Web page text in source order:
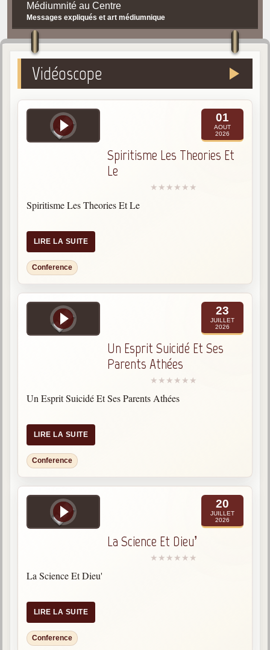
Médiumnité au Centre
Messages expliqués et art médiumnique
Contact / Accès
Spiritisme
La doctrine Spirite
Qu'est-ce que c'est ?
Les bases du spiritisme
Esprits
Médiums
Les fondateurs
Allan Kardec
Gabriel Delanne
Chico Xavier
Divaldo Franco
1927-2025
Bibliothèque
Bulletins "Le Spiritisme"
Journal trimestriel
Newsletters
Vidéoscope
01
AOUT
2026
Spiritisme Les Theories Et
Le
Spiritisme Les Theories Et Le
LIRE LA SUITE
Conference
23
JUILLET
2026
Un Esprit Suicidé Et Ses
Parents Athées
Un Esprit Suicidé Et Ses Parents Athées
LIRE LA SUITE
Conference
20
JUILLET
2026
La Science Et Dieu’
La Science Et Dieu'
LIRE LA SUITE
Conference